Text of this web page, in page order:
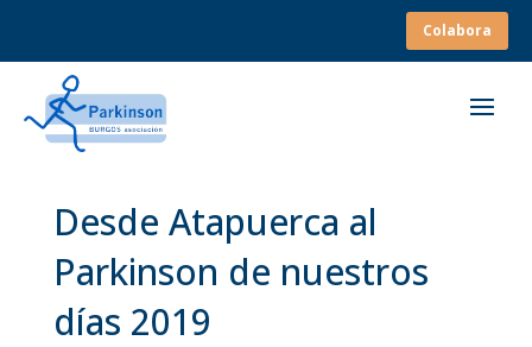
Colabora
Desde Atapuerca al
Parkinson de nuestros
días 2019